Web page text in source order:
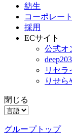
紡生
コーポレート
採用
ECサイト
公式オ
リセラ
りせら
閉じる
グループトップ